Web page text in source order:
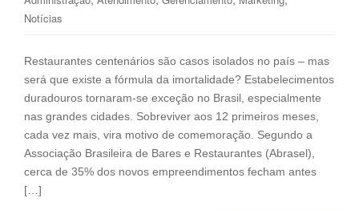
Notícias
Restaurantes centenários são casos isolados no país – mas
será que existe a fórmula da imortalidade? Estabelecimentos
duradouros tornaram-se exceção no Brasil, especialmente
nas grandes cidades. Sobreviver aos 12 primeiros meses,
cada vez mais, vira motivo de comemoração. Segundo a
Associação Brasileira de Bares e Restaurantes (Abrasel),
cerca de 35% dos novos empreendimentos fecham antes
[…]